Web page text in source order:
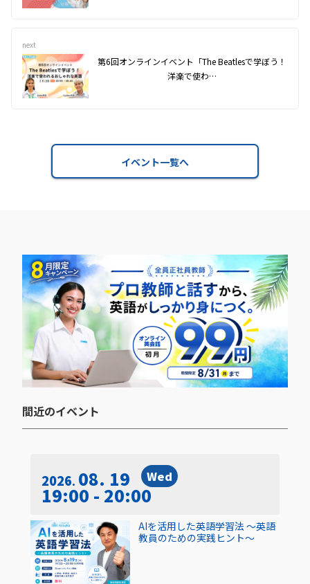
next
第6回オンラインイベント「The Beatlesで学ぼう！
洋楽で使わ…
イベント一覧へ
間近のイベント​
2026 08. 19 Wed
19:00 - 20:00
AIを活用した英語学習法 〜英語
教員のための実践ヒント〜